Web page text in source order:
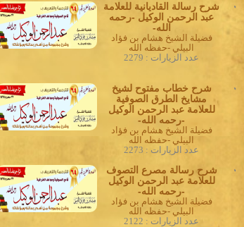
شرح رسالة القاديانية للعلامة
عبد الرحمن الوكيل -رحمه
الله-
0
فضيلة الشيخ هشام بن فؤاد
البيلي -حفظه الله
عدد الزيارات : 2279
شرح خطاب مفتوح لشيخ
مشايخ الطرق الصوفية
للعلامة عبد الرحمن الوكيل
-رحمه الله-
0
فضيلة الشيخ هشام بن فؤاد
البيلي -حفظه الله
عدد الزيارات : 2273
شرح رسالة مصرع التصوف
للعلامة عبد الرحمن الوكيل
-رحمه الله-
0
فضيلة الشيخ هشام بن فؤاد
البيلي -حفظه الله
عدد الزيارات : 2122